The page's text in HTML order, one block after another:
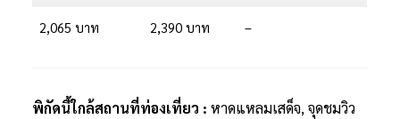
2,065 บาท 2,390 บาท –
พิกัดนี้ใกล้สถานที่ท่องเที่ยว : หาดแหลมเสด็จ, จุดชมวิว